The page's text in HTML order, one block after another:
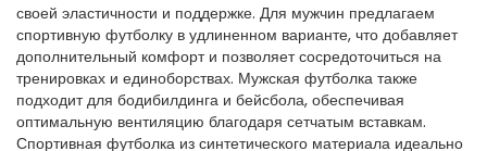
своей эластичности и поддержке. Для мужчин предлагаем
спортивную футболку в удлиненном варианте, что добавляет
дополнительный комфорт и позволяет сосредоточиться на
тренировках и единоборствах. Мужская футболка также
подходит для бодибилдинга и бейсбола, обеспечивая
оптимальную вентиляцию благодаря сетчатым вставкам.
Спортивная футболка из синтетического материала идеально